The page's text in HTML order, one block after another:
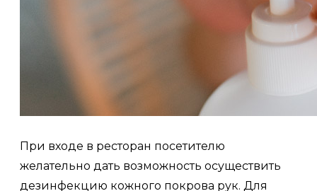
При входе в ресторан посетителю
желательно дать возможность осуществить
дезинфекцию кожного покрова рук. Для